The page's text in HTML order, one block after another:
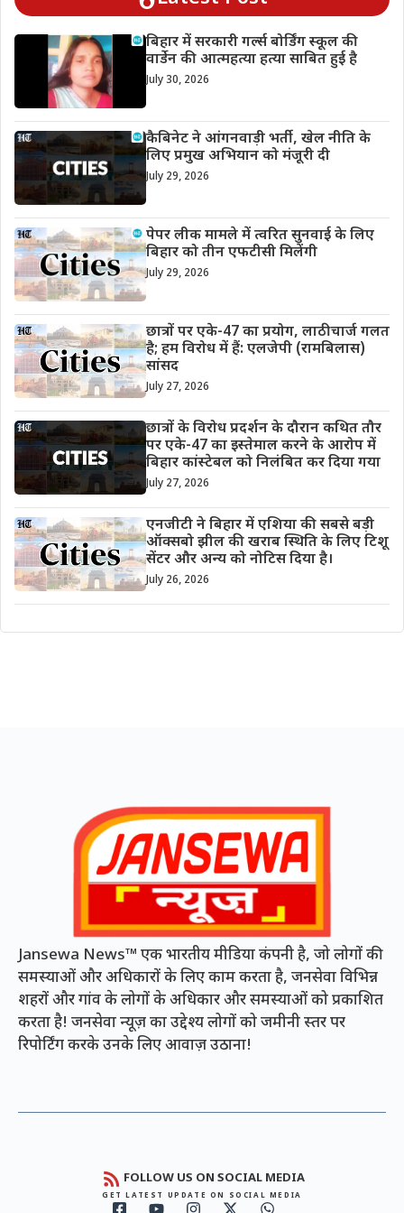
बिहार में सरकारी गर्ल्स बोर्डिंग स्कूल की
वार्डेन की आत्महत्या हत्या साबित हुई है
July 30, 2026
कैबिनेट ने आंगनवाड़ी भर्ती, खेल नीति के
लिए प्रमुख अभियान को मंजूरी दी
July 29, 2026
पेपर लीक मामले में त्वरित सुनवाई के लिए
बिहार को तीन एफटीसी मिलेंगी
July 29, 2026
छात्रों पर एके-47 का प्रयोग, लाठीचार्ज गलत
है; हम विरोध में हैं: एलजेपी (रामबिलास)
सांसद
July 27, 2026
छात्रों के विरोध प्रदर्शन के दौरान कथित तौर
पर एके-47 का इस्तेमाल करने के आरोप में
बिहार कांस्टेबल को निलंबित कर दिया गया
July 27, 2026
एनजीटी ने बिहार में एशिया की सबसे बड़ी
ऑक्सबो झील की खराब स्थिति के लिए टिशू
सेंटर और अन्य को नोटिस दिया है।
July 26, 2026
Jansewa News™ एक भारतीय मीडिया कंपनी है, जो लोगों की
समस्याओं और अधिकारों के लिए काम करता है, जनसेवा विभिन्न
शहरों और गांव के लोगों के अधिकार और समस्याओं को प्रकाशित
करता है! जनसेवा न्यूज़ का उद्देश्य लोगों को जमीनी स्तर पर
रिपोर्टिंग करके उनके लिए आवाज़ उठाना!
FOLLOW US ON SOCIAL MEDIA
GET LATEST UPDATE ON SOCIAL MEDIA